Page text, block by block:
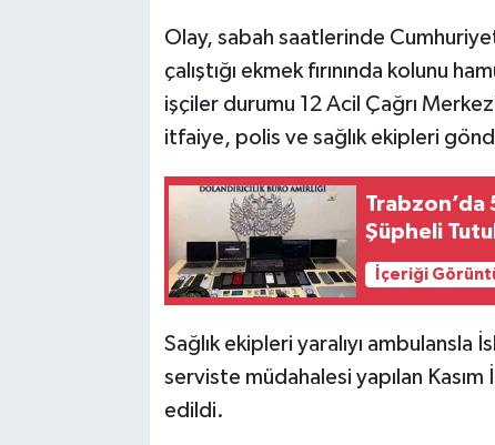
Olay, sabah saatlerinde
çalıştığı ekmek fırınında kolunu
işçiler durumu 12 Acil Çağrı
itfaiye, polis ve sağlık ekipleri
Trabzon’da
Şüpheli
İçeriği
Sağlık ekipleri yaralıyı
serviste müdahalesi yapılan
edildi.